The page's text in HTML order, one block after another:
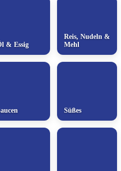
& Essig
Reis, Nudeln &
Mehl
Süßes